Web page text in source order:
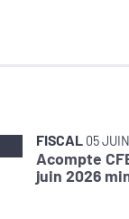
FISCAL 05
Acompte
juin 2026